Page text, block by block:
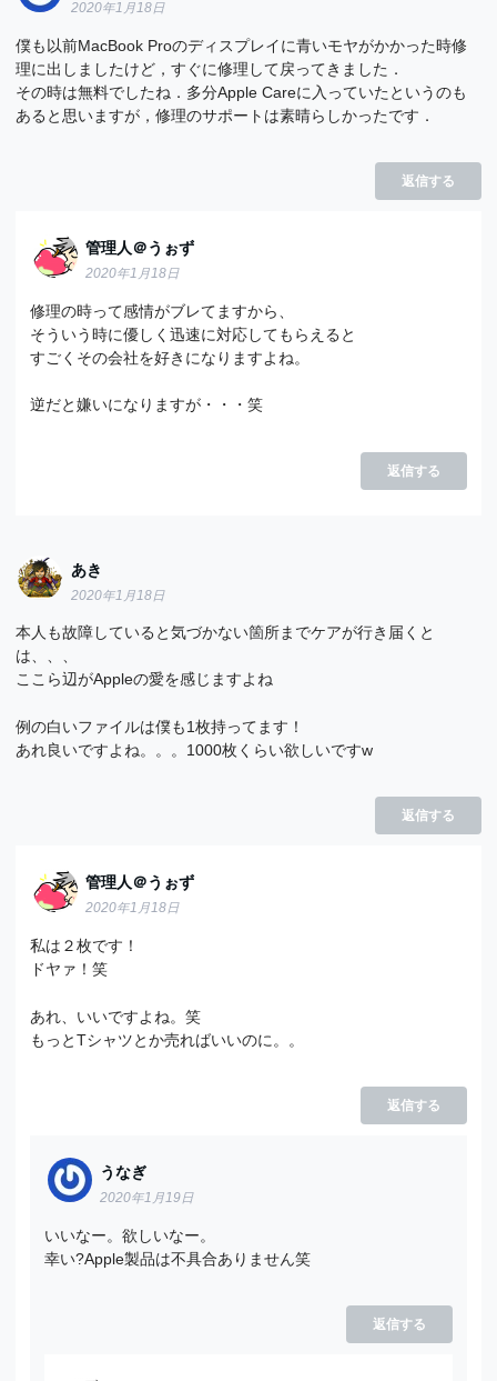
2020年1月18日
僕も以前MacBook Proのディスプレイに青いモヤがかかった時修
理に出しましたけど，すぐに修理して戻ってきました．
その時は無料でしたね．多分Apple Careに入っていたというのも
あると思いますが，修理のサポートは素晴らしかったです．
返信する
管理人＠うぉず
2020年1月18日
修理の時って感情がブレてますから、
そういう時に優しく迅速に対応してもらえると
すごくその会社を好きになりますよね。
逆だと嫌いになりますが・・・笑
返信する
あき
2020年1月18日
本人も故障していると気づかない箇所までケアが行き届くと
は、、、
ここら辺がAppleの愛を感じますよね
例の白いファイルは僕も1枚持ってます！
あれ良いですよね。。。1000枚くらい欲しいですw
返信する
管理人＠うぉず
2020年1月18日
私は２枚です！
ドヤァ！笑
あれ、いいですよね。笑
もっとTシャツとか売ればいいのに。。
返信する
うなぎ
2020年1月19日
いいなー。欲しいなー。
幸い?Apple製品は不具合ありません笑
返信する